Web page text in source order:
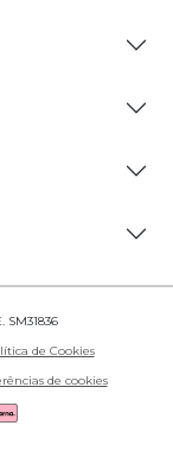
SM31836
de Cookies
de cookies